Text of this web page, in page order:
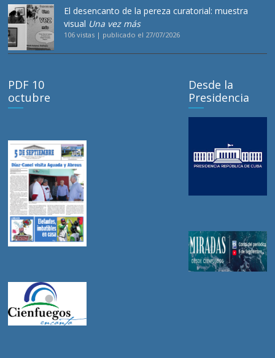
El desencanto de la pereza curatorial: muestra
visual Una vez más
106 vistas | publicado el 27/07/2026
PDF 10
octubre
Desde la
Presidencia